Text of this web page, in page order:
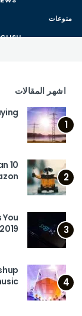
منوعات
اشهر المقالات
1
2
3
4